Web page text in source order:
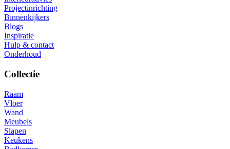
Projectinrichting
Binnenkijkers
Blogs
Inspiratie
Hulp & contact
Onderhoud
Collectie
Raam
Vloer
Wand
Meubels
Slapen
Keukens